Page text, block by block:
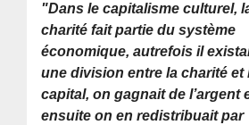
"Dans le capitalisme culturel,
charité fait partie du système
économique, autrefois il
une division entre la charité et
capital, on gagnait de l’argent
ensuite on en redistribuait par